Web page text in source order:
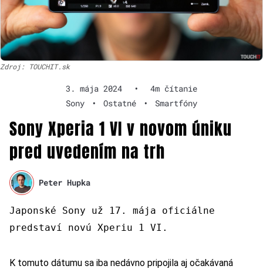
Zdroj: TOUCHIT.sk
3. mája 2024 •
4m čítanie
Sony
• Ostatné • Smartfóny
Sony Xperia 1 VI v novom úniku
pred uvedením na trh
Peter Hupka
Japonské Sony už 17. mája oficiálne
predstaví novú Xperiu 1 VI.
K tomuto dátumu sa iba nedávno pripojila aj očakávaná